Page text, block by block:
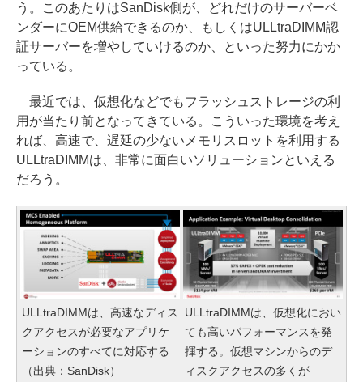
う。このあたりはSanDisk側が、どれだけのサーバーベ
ンダーにOEM供給できるのか、もしくはULLtraDIMM認
証サーバーを増やしていけるのか、といった努力にかか
っている。
最近では、仮想化などでもフラッシュストレージの利
用が当たり前となってきている。こういった環境を考え
れば、高速で、遅延の少ないメモリスロットを利用する
ULLtraDIMMは、非常に面白いソリューションといえる
だろう。
ULLtraDIMMは、高速なディス
クアクセスが必要なアプリケ
ーションのすべてに対応する
（出典：SanDisk）
ULLtraDIMMは、仮想化におい
ても高いパフォーマンスを発
揮する。仮想マシンからのデ
ィスクアクセスの多くが